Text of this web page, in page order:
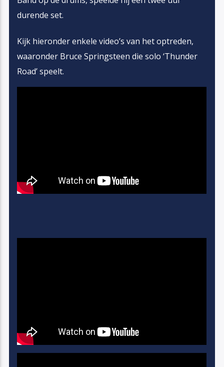
durende set.
Kijk hieronder enkele video’s van het optreden,
waaronder Bruce Springsteen die solo ‘Thunder
Road’ speelt.